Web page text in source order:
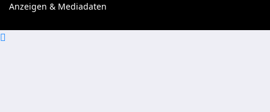
Anzeigen & Mediadaten